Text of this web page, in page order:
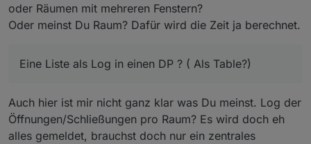
https://forum.iobroker.net/topic/2313/skript-absolute-
feuchte-berechnen/450
oder Räumen mit mehreren Fenstern?
Oder meinst Du Raum? Dafür wird die Zeit ja berechnet.
Eine Liste als Log in einen DP ? ( Als Table?)
Auch hier ist mir nicht ganz klar was Du meinst. Log der
Öffnungen/Schließungen pro Raum? Es wird doch eh
alles gemeldet, brauchst doch nur ein zentrales